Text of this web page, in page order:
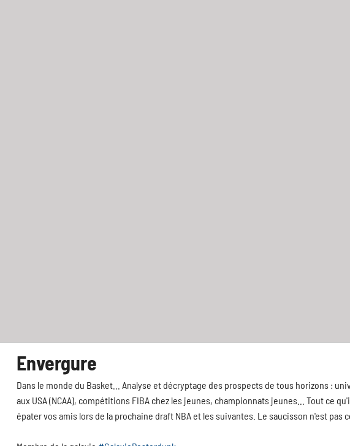
Envergure
Dans le monde du Basket... Analyse et décryptage des prospects de tous horizons :
aux USA (NCAA), compétitions FIBA chez les jeunes, championnats jeunes... Tout ce
épater vos amis lors de la prochaine draft NBA et les suivantes. Le saucisson n'est pas